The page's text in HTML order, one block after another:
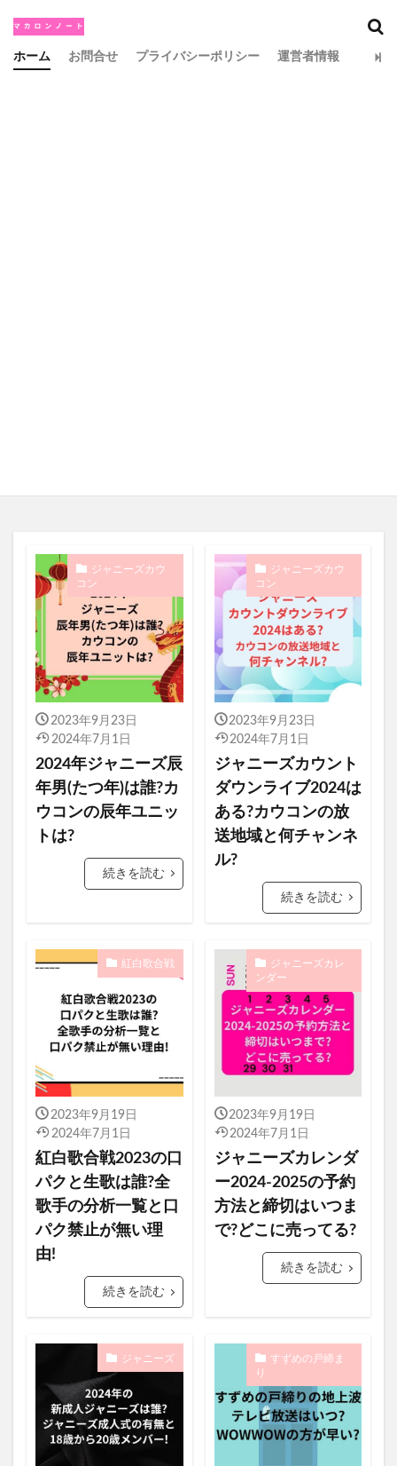
ホーム お問合せ プライバシーポリシー 運営者情報
ジャニーズカウ
コン
2023年9月23日
2024年7月1日
2024年ジャニーズ辰
年男(たつ年)は誰?カ
ウコンの辰年ユニッ
トは?
続きを読む
ジャニーズカウ
コン
2023年9月23日
2024年7月1日
ジャニーズカウント
ダウンライブ2024は
ある?カウコンの放
送地域と何チャンネ
ル?
続きを読む
紅白歌合戦
2023年9月19日
2024年7月1日
紅白歌合戦2023の口
パクと生歌は誰?全
歌手の分析一覧と口
パク禁止が無い理
由!
続きを読む
ジャニーズカレ
ンダー
2023年9月19日
2024年7月1日
ジャニーズカレンダ
ー2024-2025の予約
方法と締切はいつま
で?どこに売ってる?
続きを読む
ジャニーズ
すずめの戸締ま
り